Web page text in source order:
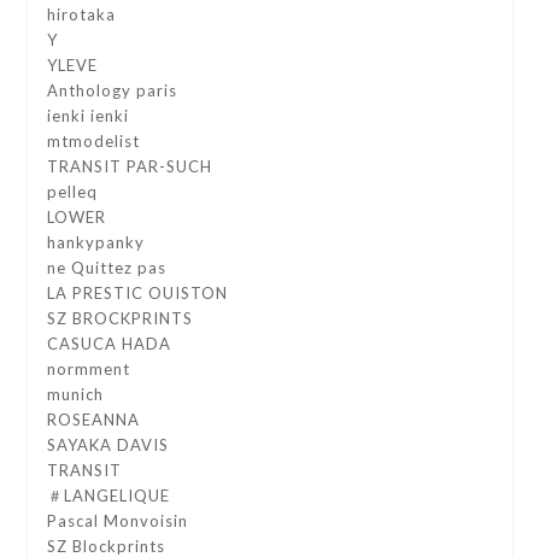
hirotaka
Y
YLEVE
Anthology paris
ienki ienki
mtmodelist
TRANSIT PAR-SUCH
pelleq
LOWER
hankypanky
ne Quittez pas
LA PRESTIC OUISTON
SZ BROCKPRINTS
CASUCA HADA
normment
munich
ROSEANNA
SAYAKA DAVIS
TRANSIT
＃LANGELIQUE
Pascal Monvoisin
SZ Blockprints